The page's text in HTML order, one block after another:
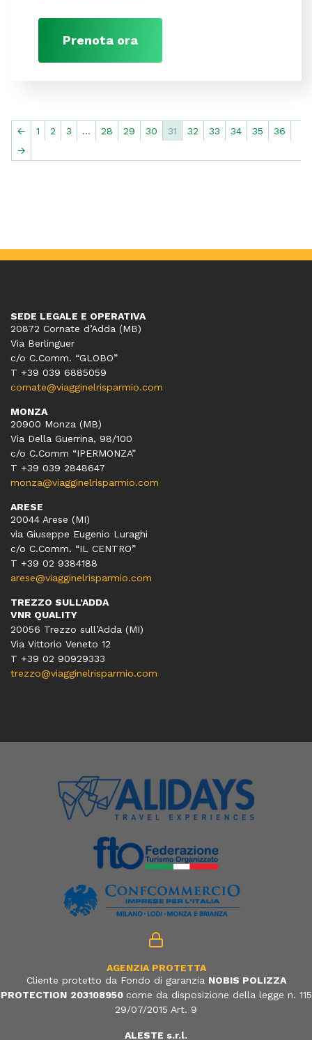
Prenota ora
← 1 2 3 … 28 29 30 31 32 33 34 35
36
→
SEDE LEGALE E OPERATIVA
20872 Cornate d’Adda (MB)
Via Berlinguer
c/o C.Comm. “GLOBO”
T +39 039 6885059
cornate@viagginelrisparmio.com
MONZA
20900 Monza (MB)
Via Della Guerrina, 98/100
c/o C.Comm “IPERMONZA”
T +39 039 2848647
monza@viagginelrisparmio.com
ARESE
20044 Arese (MI)
via Giuseppe Eugenio Luraghi
c/o C.Comm. “IL CENTRO”
T +39 02 9384188
arese@viagginelrisparmio.com
TREZZO SULL’ADDA
VNR QUALITY
20056 Trezzo sull’Adda (MI)
Via Vittorio Veneto 12
T +39 02 90929333
trezzo@viagginelrisparmio.com
AGENZIA PROTETTA
Cliente protetto da Fondo di garanzia NOBIS POLIZZA
PROTECTION 203108950 come da disposizione della legge n. 115
29/07/2015 Art. 9
ALESTE s.r.l.